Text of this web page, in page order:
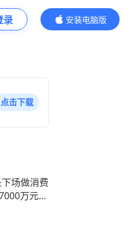
录
安装电脑版
内容更精彩
点击下载
场做消费
万元｜